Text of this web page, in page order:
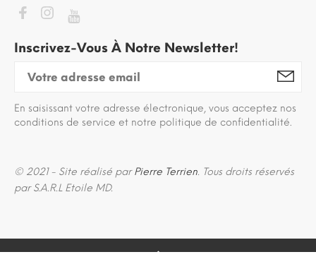
Inscrivez-Vous À Notre Newsletter!
En saisissant votre adresse électronique, vous acceptez nos
conditions de service et notre politique de confidentialité.
© 2021 - Site réalisé parPierre Terrien. Tous droits réservés
par S.A.R.L Etoile MD.